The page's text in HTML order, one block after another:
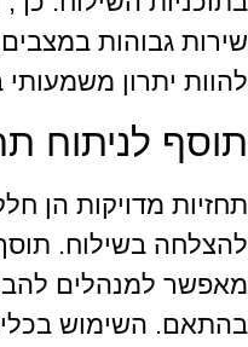
שירות גבוהות
להוות יתרון
תוסף לניתוח
תחזיות מדויקות הן
להצלחה בשילוח.
מאפשר למנהלים
בהתאם. השימוש